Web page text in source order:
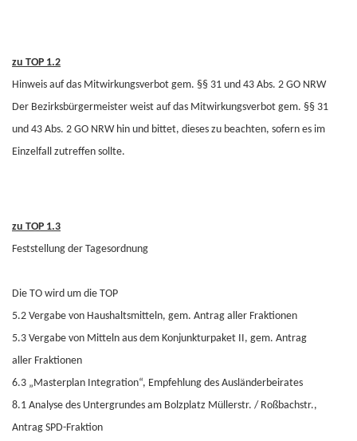
zu TOP 1.2
Hinweis auf das Mitwirkungsverbot gem. §§ 31 und 43 Abs. 2 GO NRW
Der Bezirksbürgermeister weist auf das Mitwirkungsverbot gem. §§ 31
und 43 Abs. 2 GO NRW hin und bittet, dieses zu beachten, sofern es im
Einzelfall zutreffen sollte.
zu TOP 1.3
Feststellung der Tagesordnung
Die TO wird um die TOP
5.2 Vergabe von Haushaltsmitteln, gem. Antrag aller Fraktionen
5.3 Vergabe von Mitteln aus dem Konjunkturpaket II, gem. Antrag
aller Fraktionen
6.3 „Masterplan Integration“, Empfehlung des Ausländerbeirates
8.1 Analyse des Untergrundes am Bolzplatz Müllerstr. / Roßbachstr.,
Antrag SPD-Fraktion